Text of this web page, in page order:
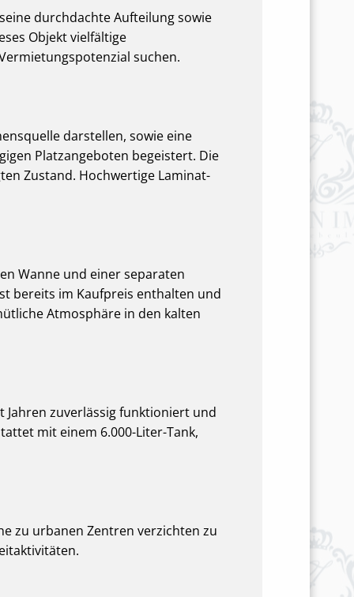
durchdachte Aufteilung sowie
Objekt vielfältige
suchen.
darstellen, sowie eine
Platzangeboten begeistert. Die
Zustand. Hochwertige Laminat-
Wanne und einer separaten
bereits im Kaufpreis enthalten und
Atmosphäre in den kalten
Jahren zuverlässig funktioniert und
mit einem 6.000-Liter-Tank,
zu urbanen Zentren verzichten zu